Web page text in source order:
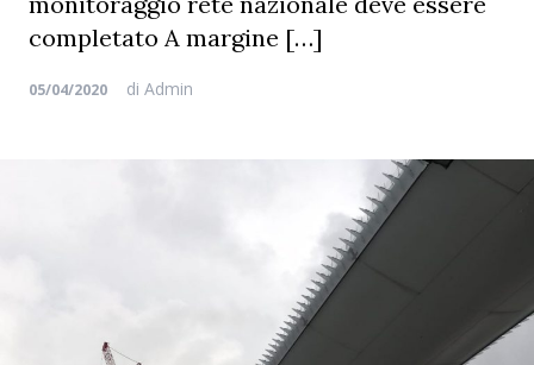
completato A margine […]
05/04/2020 di Admin